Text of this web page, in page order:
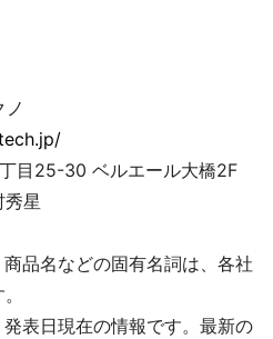
目25-30 ベルエール大橋2F
星
品名などの固有名詞は、各社
表日現在の情報です。最新の